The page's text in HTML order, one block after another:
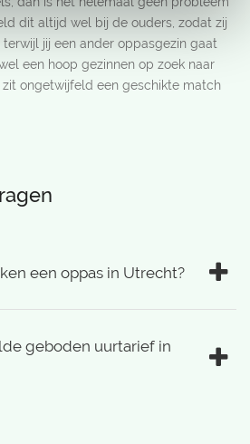
dit altijd wel bij de ouders, zodat zij
jij een ander oppasgezin gaat
een hoop gezinnen op zoek naar
ongetwijfeld een geschikte match
een oppas in Utrecht?
geboden uurtarief in